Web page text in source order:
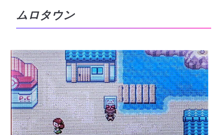
ムロタウン